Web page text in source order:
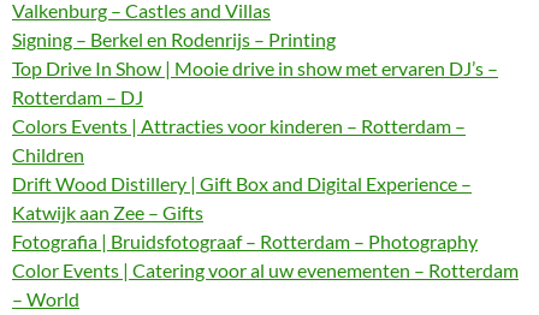
Valkenburg – Castles and Villas
Signing – Berkel en Rodenrijs – Printing
Top Drive In Show | Mooie drive in show met ervaren DJ’s –
Rotterdam – DJ
Colors Events | Attracties voor kinderen – Rotterdam –
Children
Drift Wood Distillery | Gift Box and Digital Experience –
Katwijk aan Zee – Gifts
Fotografia | Bruidsfotograaf – Rotterdam – Photography
Color Events | Catering voor al uw evenementen – Rotterdam
– World